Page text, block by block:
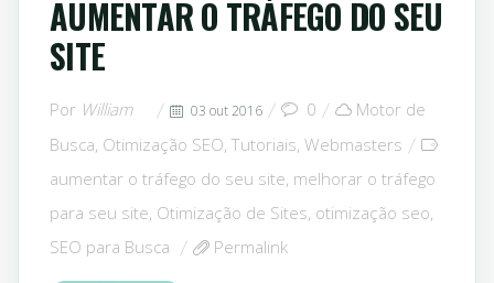
AUMENTAR O TRÁFEGO DO SEU
SITE
Por William 03 out 2016 0
Motor de
Busca, Otimização SEO, Tutoriais, Webmasters
aumentar o tráfego do seu site, melhorar o tráfego
para seu site, Otimização de Sites, otimização seo,
SEO para Busca
Permalink